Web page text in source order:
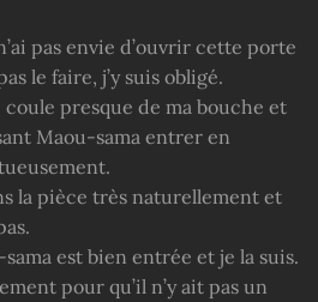
pas envie d’ouvrir cette porte
le faire, j’y suis obligé.
coule presque de ma bouche et
Maou-sama entrer en
la pièce très naturellement et
est bien entrée et je la suis.
pour qu’il n’y ait pas un